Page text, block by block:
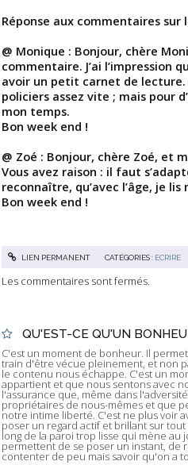
Réponse aux commentaires sur
@ Monique : Bonjour, chère
commentaire. J’ai l’impression
avoir un petit carnet de lecture.
policiers assez vite ; mais pour
mon temps.
Bon week end !
@ Zoé : Bonjour, chère Zoé, et
Vous avez raison : il faut
reconnaître, qu’avec l’âge, je
Bon week end !
LIEN PERMANENT CATÉGORIES : ECRIRE
Les commentaires sont fermés.
QU'EST-CE QU'UN
C'est un moment de bonheur. Il
train d'être vécue pleinement, et non
le contenu nous échappe. C'est un
appartient et que nous sentons avec
l'assurance que, même dans
propriétaires de nous-mêmes et que
notre intime liberté. C'est ne plus voir
poser un regard actif et brillant sur tout
long de la paroi trop lisse qui mène au
permettent de se poser un instant, de
contenter de peu mais savoir qu'on a